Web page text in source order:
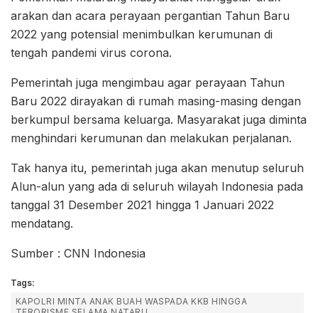
arakan dan acara perayaan pergantian Tahun Baru
2022 yang potensial menimbulkan kerumunan di
tengah pandemi virus corona.
Pemerintah juga mengimbau agar perayaan Tahun
Baru 2022 dirayakan di rumah masing-masing dengan
berkumpul bersama keluarga. Masyarakat juga diminta
menghindari kerumunan dan melakukan perjalanan.
Tak hanya itu, pemerintah juga akan menutup seluruh
Alun-alun yang ada di seluruh wilayah Indonesia pada
tanggal 31 Desember 2021 hingga 1 Januari 2022
mendatang.
Sumber : CNN Indonesia
Tags:
KAPOLRI MINTA ANAK BUAH WASPADA KKB HINGGA